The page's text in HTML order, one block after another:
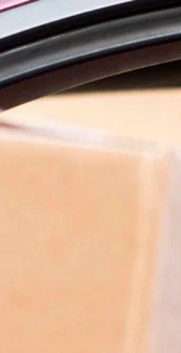
T-IL BUSINESS V-FOOD